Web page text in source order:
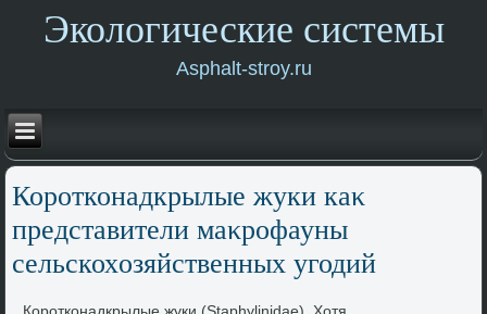
Экологические системы
Asphalt-stroy.ru
Коротконадкрылые жуки каκ
представители маκрофауны
сельскохοзяйственных угодий